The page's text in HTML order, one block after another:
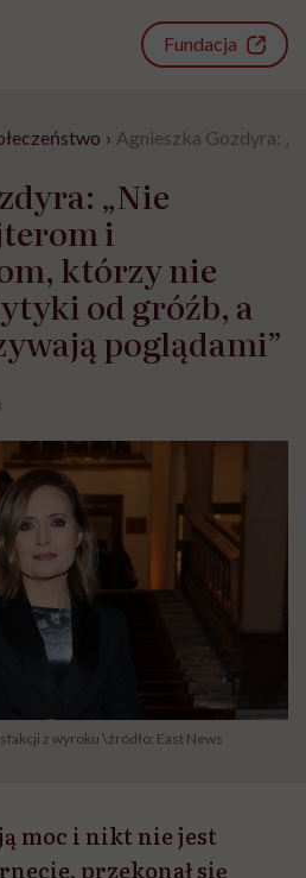
Fundacja
› Agnieszka Gozdyra:
„Nie
i
którzy nie
od gróźb, a
poglądami”
z wyroku \źródło: East News
moc i nikt nie jest
przekonał się